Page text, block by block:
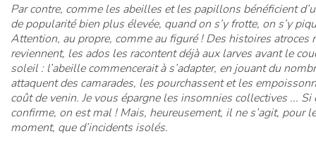
Par contre, comme les abeilles et les papillons bénéficient
de popularité bien plus élevée, quand on s’y frotte, on s’y
Attention, au propre, comme au figuré ! Des histoires atroces
reviennent, les ados les racontent déjà aux larves avant le
soleil : l’abeille commencerait à s’adapter, en jouant du
attaquent des camarades, les pourchassent et les
coût de venin. Je vous épargne les insomnies collectives ... Si
confirme, on est mal ! Mais, heureusement, il ne s’agit, pour le
moment, que d’incidents isolés.